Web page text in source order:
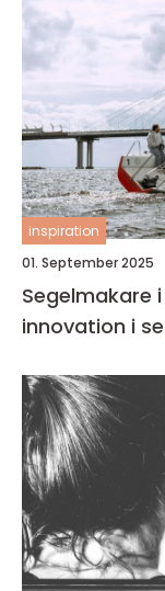
inspiration
01. September 2025
Segelmakare
innovation i